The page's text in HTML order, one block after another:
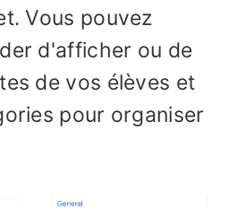
Vous pouvez
d'afficher ou de
de vos élèves et
pour organiser